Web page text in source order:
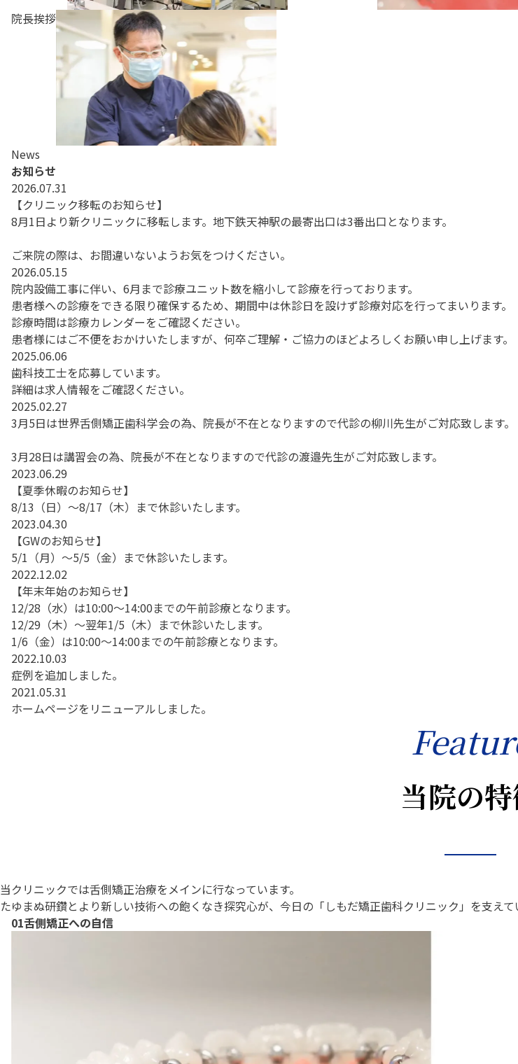
院長挨拶
News
お知らせ
2026.07.31
【クリニック移転のお知らせ】
8月1日より新クリニックに移転します。地下鉄天神駅の最寄出口は3番出口となります。
ご来院の際は、お間違いないようお気をつけください。
2026.05.15
院内設備工事に伴い、6月まで診療ユニット数を縮小して診療を行っております。
患者様への診療をできる限り確保するため、期間中は休診日を設けず診療対応を行ってまいります。
診療時間は診療カレンダーをご確認ください。
患者様にはご不便をおかけいたしますが、何卒ご理解・ご協力のほどよろしくお願い申し上げます。
2025.06.06
歯科技工士を応募しています。
詳細は求人情報をご確認ください。
2025.02.27
3月5日は世界舌側矯正歯科学会の為、院長が不在となりますので代診の柳川先生がご対応致します。
3月28日は講習会の為、院長が不在となりますので代診の渡邉先生がご対応致します。
2023.06.29
【夏季休暇のお知らせ】
8/13（日）〜8/17（木）まで休診いたします。
2023.04.30
【GWのお知らせ】
5/1（月）〜5/5（金）まで休診いたします。
2022.12.02
【年末年始のお知らせ】
12/28（水）は10:00〜14:00までの午前診療となります。
12/29（木）〜翌年1/5（木）まで休診いたします。
1/6（金）は10:00〜14:00までの午前診療となります。
2022.10.03
症例を追加しました。
2021.05.31
ホームページをリニューアルしました。
当院の
当クリニックでは舌側矯正治療をメインに行なっています。
たゆまぬ研鑽とより新しい技術への飽くなき探究心が、今日の「しもだ矯正歯科クリニック」を支えて
01舌側矯正への自信